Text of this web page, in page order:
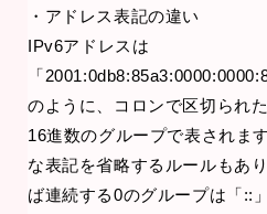
・アドレス表記の違い
IPv6アドレスは
「
のように、コロンで区切られ
16進数のグループで表されま
な表記を省略するルールもあ
ば連続する0のグループは「::